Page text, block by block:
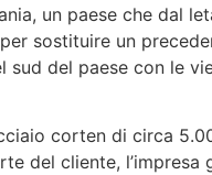
un paese che dal
sostituire un
del paese con le
corten di circa
del cliente,